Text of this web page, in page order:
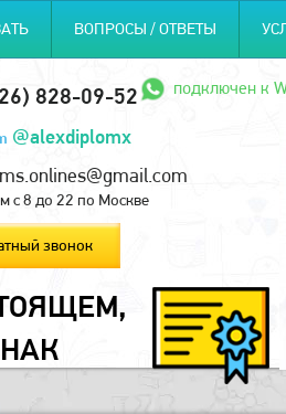
ВОПРОСЫ / ОТВЕТЫ
828-09-52 подключен к
@alexdiplomx
с 8 до 22 по Москве
звонок